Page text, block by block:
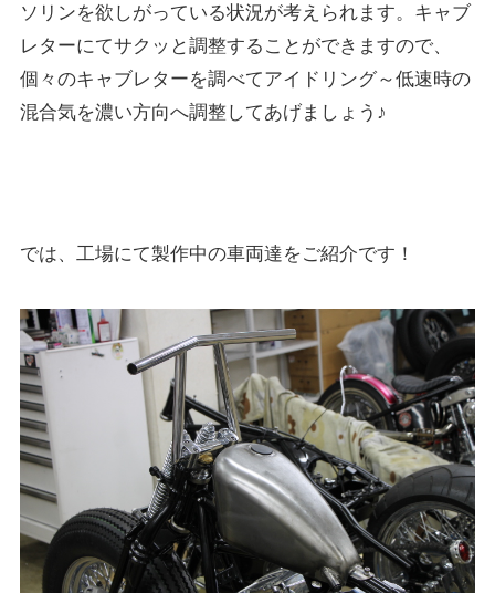
ソリンを欲しがっている状況が考えられます。キャブ
レターにてサクッと調整することができますので、
個々のキャブレターを調べてアイドリング～低速時の
混合気を濃い方向へ調整してあげましょう♪
では、工場にて製作中の車両達をご紹介です！